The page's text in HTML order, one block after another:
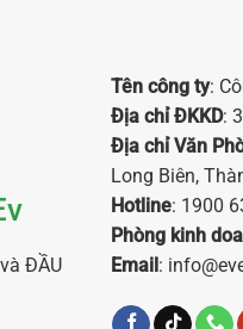
ĐẦU
Tên công ty:
Địa chỉ ĐKKD:
Địa chỉ Văn
Long Biên,
Hotline: 1900
Phòng kinh
Email :